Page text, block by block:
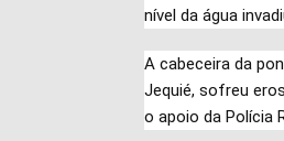
nível da água
A cabeceira da
Jequié, sofreu
o apoio da Polícia